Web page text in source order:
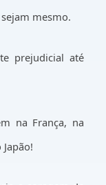
mesmo.
prejudicial até
na França, na